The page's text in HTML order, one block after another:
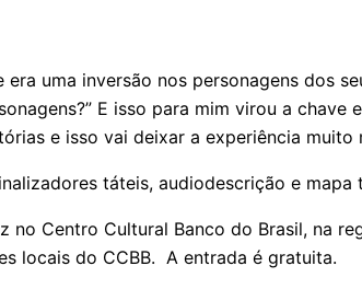
uma inversão nos personagens dos
E isso para mim virou a
e isso vai deixar a experiência muito
táteis, audiodescrição e mapa
Centro Cultural Banco do Brasil, na
locais do CCBB. A entrada é gratuita.